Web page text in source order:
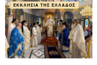
ΕΚΚΛΗΣΊΑ ΤΗΣ ΕΛΛΆΔΟΣ